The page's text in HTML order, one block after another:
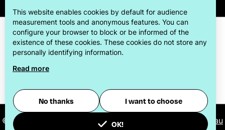
offering its visitors the best possible stay.
© 2026
ONLYLYON Tourist Office and Convention Bureau
This website enables cookies by default for audience
measurement tools and anonymous features. You can
configure your browser to block or be informed of the
existence of these cookies. These cookies do not store any
personally identifying information.
Read more
No thanks I want to choose
OK!